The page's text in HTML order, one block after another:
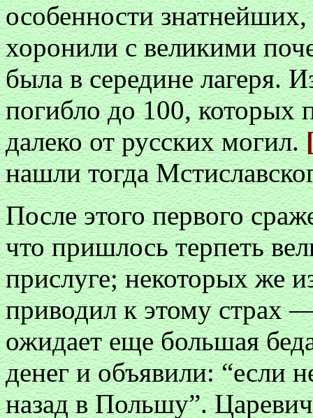
особенности
хоронили с великими
была в середине лагеря.
погибло до 100, которых
далеко от русских могил.
нашли тогда
После этого первого
что пришлось терпеть
прислуге; некоторых же
приводил к этому страх
ожидает еще большая
денег и объявили: “если
назад в Польшу”.